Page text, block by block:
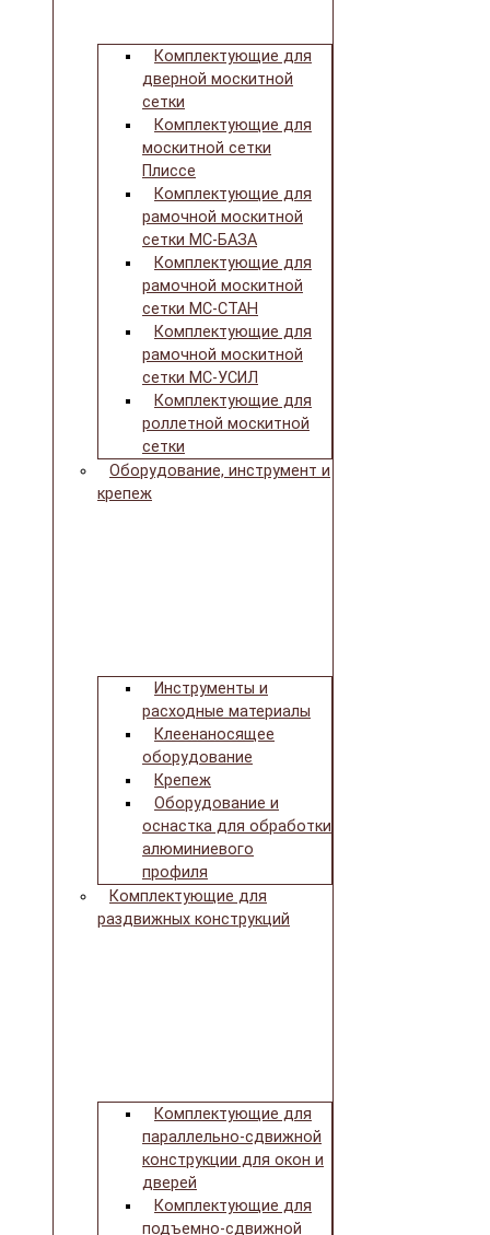
Комплектующие для
дверной москитной
сетки
Комплектующие для
москитной сетки
Плиссе
Комплектующие для
рамочной москитной
сетки МС-БАЗА
Комплектующие для
рамочной москитной
сетки МС-СТАН
Комплектующие для
рамочной москитной
сетки МС-УСИЛ
Комплектующие для
роллетной москитной
сетки
Оборудование, инструмент и
крепеж
Инструменты и
расходные материалы
Клеенаносящее
оборудование
Крепеж
Оборудование и
оснастка для обработки
алюминиевого
профиля
Комплектующие для
раздвижных конструкций
Комплектующие для
параллельно-сдвижной
конструкции для окон и
дверей
Комплектующие для
подъемно-сдвижной